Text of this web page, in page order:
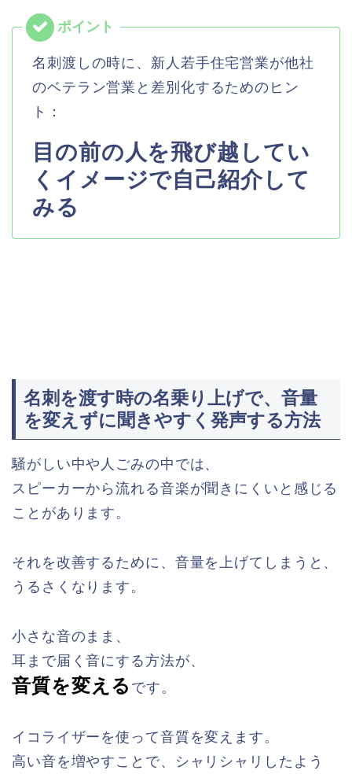
名刺渡しの時に、新人若手住宅営業が他社
のベテラン営業と差別化するためのヒン
ト：
目の前の人を飛び越してい
くイメージで自己紹介して
みる
名刺を渡す時の名乗り上げで、音量
を変えずに聞きやすく発声する方法
騒がしい中や人ごみの中では、
スピーカーから流れる音楽が聞きにくいと感じる
ことがあります。
それを改善するために、音量を上げてしまうと、
うるさくなります。
小さな音のまま、
耳まで届く音にする方法が、
音質を変える です。
イコライザーを使って音質を変えます。
高い音を増やすことで、シャリシャリしたよう